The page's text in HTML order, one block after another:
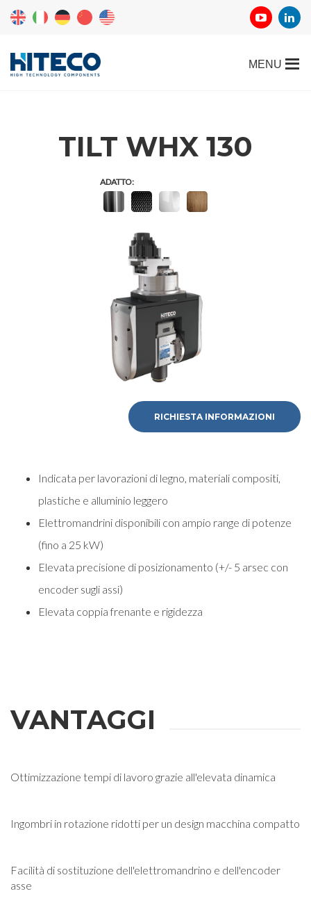
TILT WHX 130
ADATTO:
RICHIESTA INFORMAZIONI
Indicata per lavorazioni di legno, materiali compositi,
plastiche e alluminio leggero
Elettromandrini disponibili con ampio range di potenze
(fino a 25 kW)
Elevata precisione di posizionamento (+/- 5 arsec con
encoder sugli assi)
Elevata coppia frenante e rigidezza
VANTAGGI
Ottimizzazione tempi di lavoro grazie all'elevata dinamica
Ingombri in rotazione ridotti per un design macchina compatto
Facilità di sostituzione dell'elettromandrino e dell'encoder
asse